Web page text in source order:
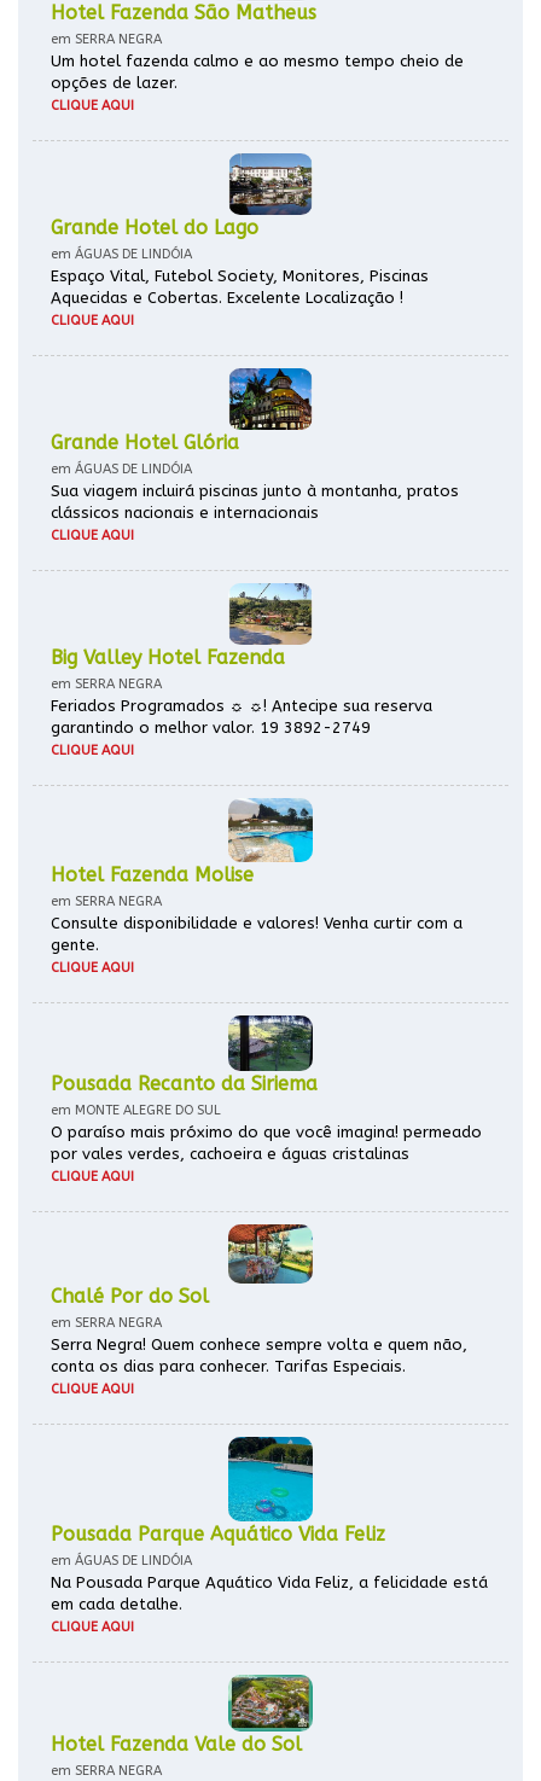
Hotel Fazenda São Matheus
em SERRA NEGRA
Um hotel fazenda calmo e ao mesmo tempo cheio de
opções de lazer.
CLIQUE AQUI
Grande Hotel do Lago
em ÁGUAS DE LINDÓIA
Espaço Vital, Futebol Society, Monitores, Piscinas
Aquecidas e Cobertas. Excelente Localização !
CLIQUE AQUI
Grande Hotel Glória
em ÁGUAS DE LINDÓIA
Sua viagem incluirá piscinas junto à montanha, pratos
clássicos nacionais e internacionais
CLIQUE AQUI
Big Valley Hotel Fazenda
em SERRA NEGRA
Feriados Programados ☼ ☼! Antecipe sua reserva
garantindo o melhor valor. 19 3892-2749
CLIQUE AQUI
Hotel Fazenda Molise
em SERRA NEGRA
Consulte disponibilidade e valores! Venha curtir com a
gente.
CLIQUE AQUI
Pousada Recanto da Siriema
em MONTE ALEGRE DO SUL
O paraíso mais próximo do que você imagina! permeado
por vales verdes, cachoeira e águas cristalinas
CLIQUE AQUI
Chalé Por do Sol
em SERRA NEGRA
Serra Negra! Quem conhece sempre volta e quem não,
conta os dias para conhecer. Tarifas Especiais.
CLIQUE AQUI
Pousada Parque Aquático Vida Feliz
em ÁGUAS DE LINDÓIA
Na Pousada Parque Aquático Vida Feliz, a felicidade está
em cada detalhe.
CLIQUE AQUI
Hotel Fazenda Vale do Sol
em SERRA NEGRA